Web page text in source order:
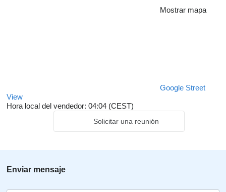
Mostrar mapa
Google Street
View
Hora local del vendedor: 04:04 (CEST)
Solicitar una reunión
Enviar mensaje